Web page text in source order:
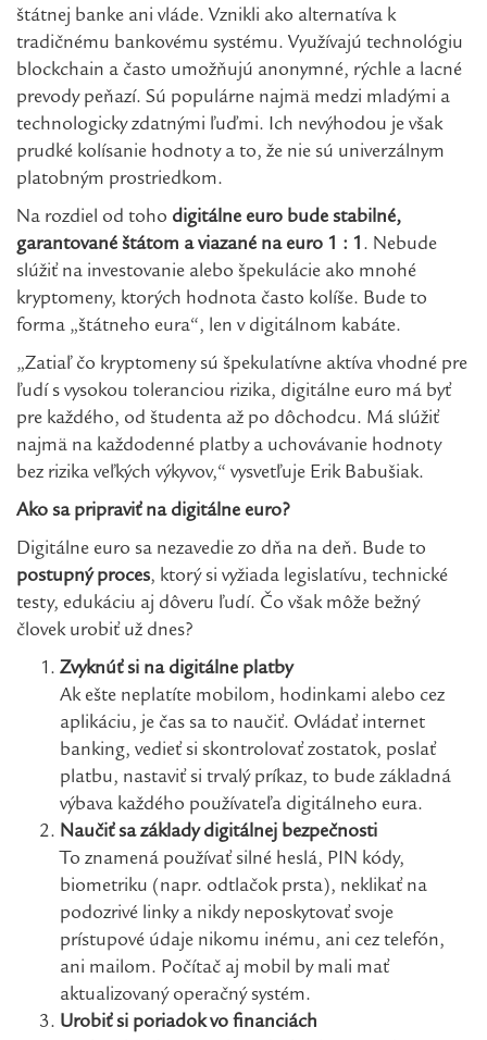
štátnej banke ani vláde. Vznikli ako alternatíva k
tradičnému bankovému systému. Využívajú technológiu
blockchain a často umožňujú anonymné, rýchle a lacné
prevody peňazí. Sú populárne najmä medzi mladými a
technologicky zdatnými ľuďmi. Ich nevýhodou je však
prudké kolísanie hodnoty a to, že nie sú univerzálnym
platobným prostriedkom.
Na rozdiel od toho digitálne euro bude stabilné,
garantované štátom a viazané na euro 1 : 1 . Nebude
slúžiť na investovanie alebo špekulácie ako mnohé
kryptomeny, ktorých hodnota často kolíše. Bude to
forma „štátneho eura“, len v digitálnom kabáte.
„Zatiaľ čo kryptomeny sú špekulatívne aktíva vhodné pre
ľudí s vysokou toleranciou rizika, digitálne euro má byť
pre každého, od študenta až po dôchodcu. Má slúžiť
najmä na každodenné platby a uchovávanie hodnoty
bez rizika veľkých výkyvov,“ vysvetľuje Erik Babušiak.
Ako sa pripraviť na digitálne euro?
Digitálne euro sa nezavedie zo dňa na deň. Bude to
postupný proces, ktorý si vyžiada legislatívu, technické
testy, edukáciu aj dôveru ľudí. Čo však môže bežný
človek urobiť už dnes?
Zvyknúť si na digitálne platby
Ak ešte neplatíte mobilom, hodinkami alebo cez
aplikáciu, je čas sa to naučiť. Ovládať internet
banking, vedieť si skontrolovať zostatok, poslať
platbu, nastaviť si trvalý príkaz, to bude základná
výbava každého používateľa digitálneho eura.
Naučiť sa základy digitálnej bezpečnosti
To znamená používať silné heslá, PIN kódy,
biometriku (napr. odtlačok prsta), neklikať na
podozrivé linky a nikdy neposkytovať svoje
prístupové údaje nikomu inému, ani cez telefón,
ani mailom. Počítač aj mobil by mali mať
aktualizovaný operačný systém.
Urobiť si poriadok vo financiách